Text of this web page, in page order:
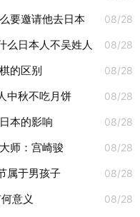
08/28
要邀请他去日本
08/28
么日本人不吴姓人
08/28
的区别
08/28
中秋不吃月饼
08/28
本的影响
08/28
师：宫崎骏
08/28
属于男孩子
08/28
意义